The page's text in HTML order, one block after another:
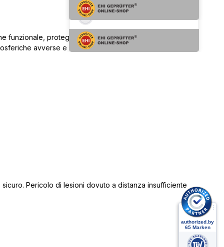
funzionale, proteggendo la sua bicicletta, le sue borse
avverse e la rende ancora più flessibile. Tre
Pericolo di lesioni dovuto a distanza insufficiente